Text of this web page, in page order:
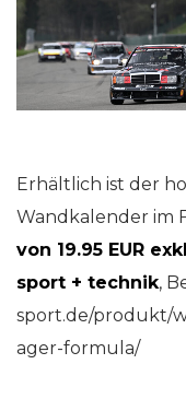
Erhältlich ist der
Wandkalender im
von 19.95 EUR
sport + technik,
sport.de/produkt/
ager-formula/